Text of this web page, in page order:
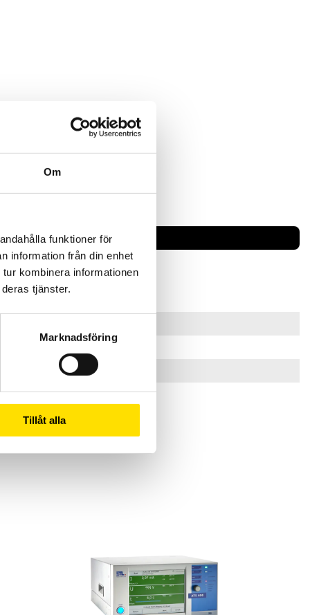
Om
funktioner för
information från din enhet
kombinera informationen
tjänster.
Marknadsföring
Tillåt alla
5040
5000 V AC, 100 mA gränsvärde
40 A AC, 1 - 500 mOhm gränsvärde